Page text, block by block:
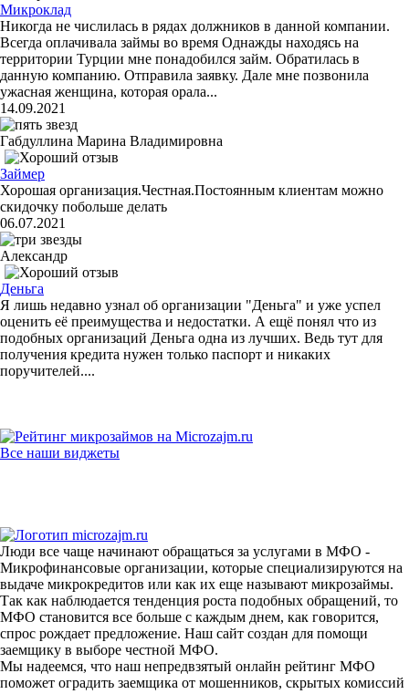
Микроклад
Никогда не числилась в рядах должников в данной компании.
Всегда оплачивала займы во время Однажды находясь на
территории Турции мне понадобился займ. Обратилась в
данную компанию. Отправила заявку. Дале мне позвонила
ужасная женщина, которая орала...
14.09.2021
Габдуллина Марина Владимировна
Займер
Хорошая организация.Честная.Постоянным клиентам можно
скидочку побольше делать
06.07.2021
Александр
Деньга
Я лишь недавно узнал об организации "Деньга" и уже успел
оценить её преимущества и недостатки. А ещё понял что из
подобных организаций Деньга одна из лучших. Ведь тут для
получения кредита нужен только паспорт и никаких
поручителей....
Все наши виджеты
Люди все чаще начинают обращаться за услугами в МФО -
Микрофинансовые организации, которые специализируются на
выдаче микрокредитов или как их еще называют микрозаймы.
Так как наблюдается тенденция роста подобных обращений, то
МФО становится все больше с каждым днем, как говорится,
спрос рождает предложение. Наш сайт создан для помощи
заемщику в выборе честной МФО.
Мы надеемся, что наш непредвзятый онлайн рейтинг МФО
поможет оградить заемщика от мошенников, скрытых комиссий